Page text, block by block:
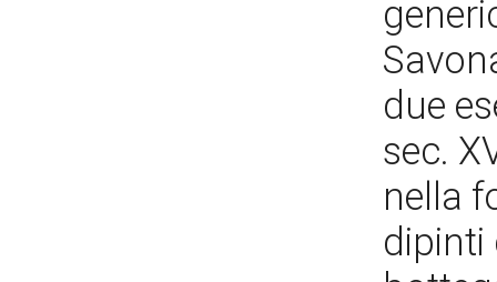
due
sec.
nella
dipinti